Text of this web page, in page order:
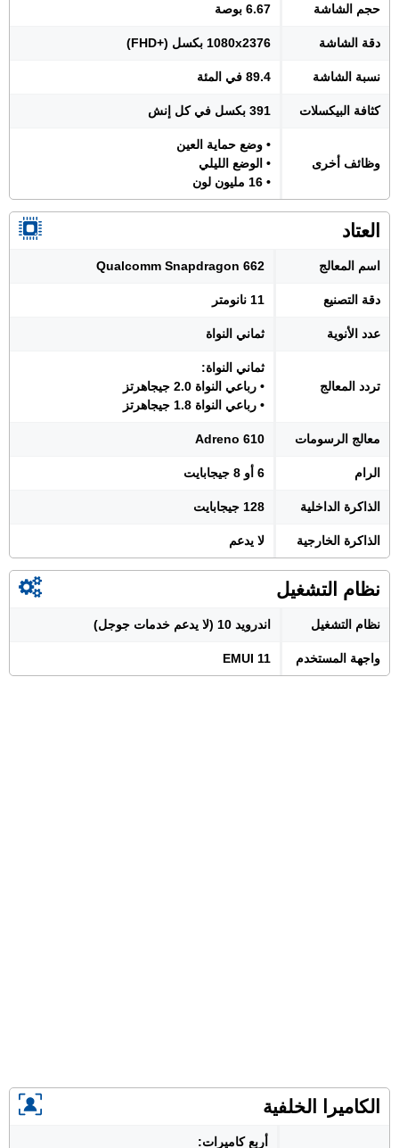
حجم الشاشة 6.67 بوصة
دقة الشاشة 1080x2376 بكسل (+FHD)
نسبة الشاشة 89.4 في المئة
كثافة البيكسلات 391 بكسل في كل إنش
وظائف أخرى
• وضع حماية العين
• الوضع الليلي
• 16 مليون لون
العتاد
اسم المعالج Qualcomm Snapdragon 662
دقة التصنيع 11 نانومتر
عدد الأنوية ثماني النواة
تردد المعالج
ثماني النواة:
• رباعي النواة 2.0 جيجاهرتز
• رباعي النواة 1.8 جيجاهرتز
معالج الرسومات Adreno 610
الرام 6 أو 8 جيجابايت
الذاكرة الداخلية 128 جيجابايت
الذاكرة الخارجية لا يدعم
نظام التشغيل
نظام التشغيل اندرويد 10 (لا يدعم خدمات جوجل)
واجهة المستخدم EMUI 11
الكاميرا الخلفية
أربع كاميرات: